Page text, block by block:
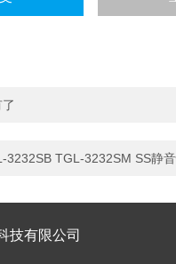
3232SB TGL-3232SM SS静
技有限公司